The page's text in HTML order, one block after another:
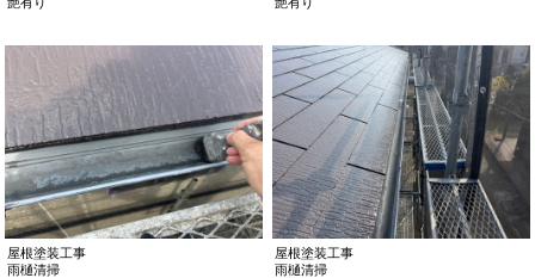
艶有り 艶有り
屋根塗装工事
雨樋清掃
屋根塗装工事
雨樋清掃